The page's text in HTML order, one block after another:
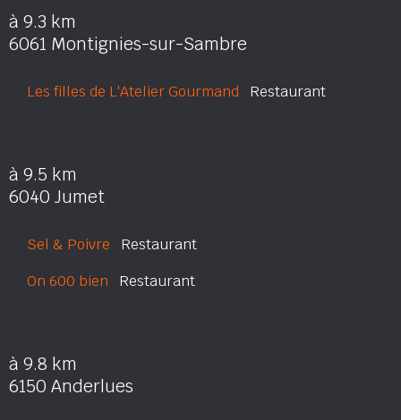
à 9.3 km
6061 Montignies-sur-Sambre
Les filles de L'Atelier Gourmand Restaurant
à 9.5 km
6040 Jumet
Sel & Poivre Restaurant
On 600 bien Restaurant
à 9.8 km
6150 Anderlues